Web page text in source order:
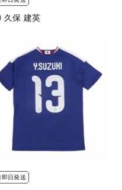
久保 建英
即日発送